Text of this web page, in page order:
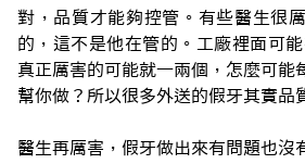
對，品質才能夠控管。有些醫生很
的，這不是他在管的。工廠裡面可
真正厲害的可能就一兩個，怎麼可能
幫你做？所以很多外送的假牙其實品
醫生再厲害，假牙做出來有問題也沒